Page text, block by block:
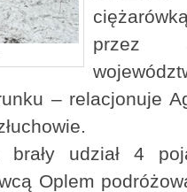
przez
– relacjonuje
brały udział 4
Oplem